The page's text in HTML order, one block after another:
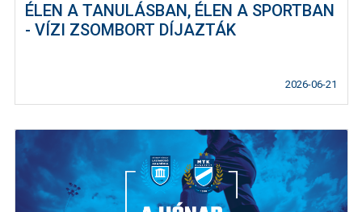
ÉLEN A TANULÁSBAN, ÉLEN A SPORTBAN
- VÍZI ZSOMBORT DÍJAZTÁK
2026-06-21